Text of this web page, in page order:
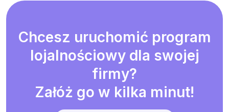
Chcesz uruchomić program
lojalnościowy dla swojej
firmy?
Załóż go w kilka minut!